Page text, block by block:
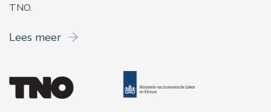
TNO.
Lees meer